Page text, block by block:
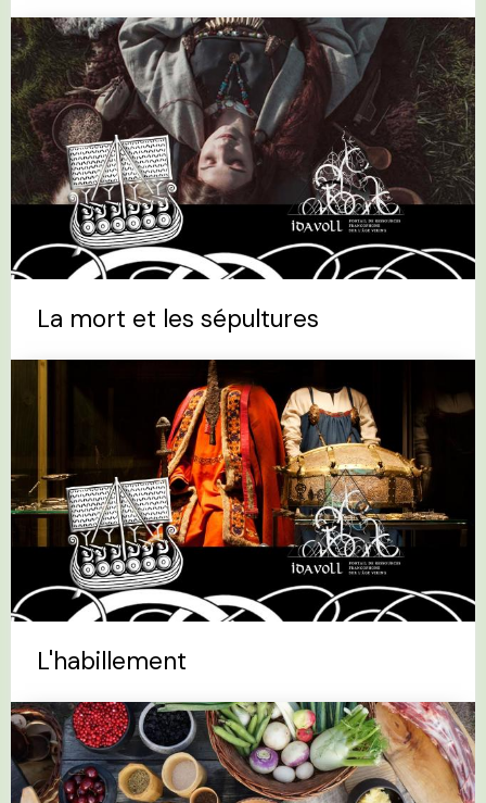
La mort et les sépultures
L'habillement